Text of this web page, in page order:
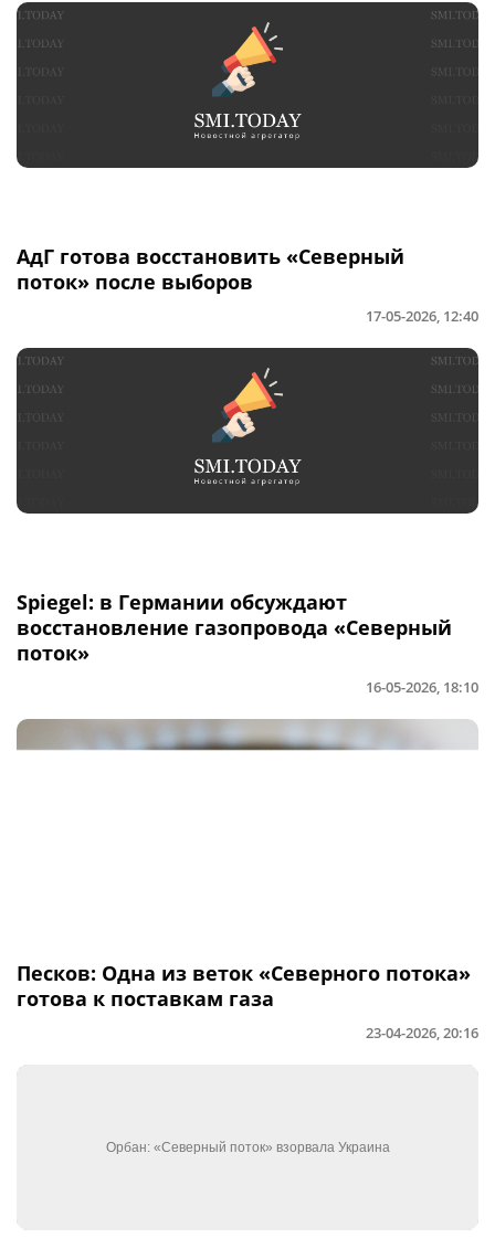
АдГ готова восстановить «Северный
поток» после выборов
17-05-2026, 12:40
Spiegel: в Германии обсуждают
восстановление газопровода «Северный
поток»
16-05-2026, 18:10
Песков: Одна из веток «Северного потока»
готова к поставкам газа
23-04-2026, 20:16